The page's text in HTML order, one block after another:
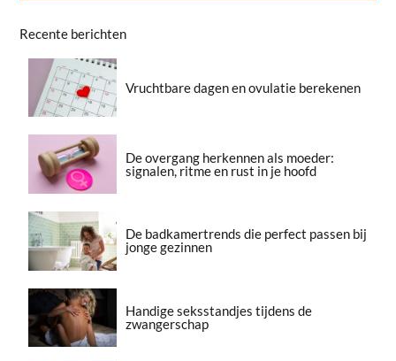
Recente berichten
Vruchtbare dagen en ovulatie berekenen
De overgang herkennen als moeder:
signalen, ritme en rust in je hoofd
De badkamertrends die perfect passen bij
jonge gezinnen
Handige seksstandjes tijdens de
zwangerschap